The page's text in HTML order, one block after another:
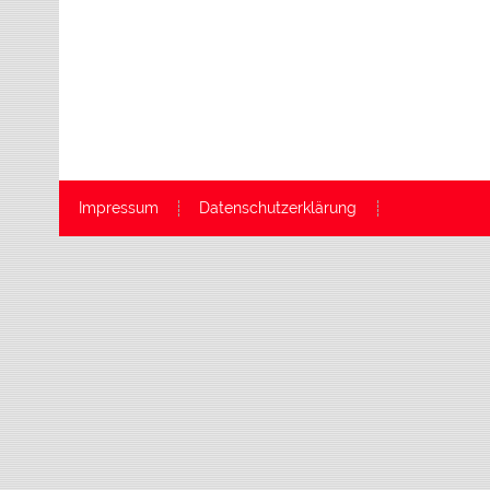
Impressum Datenschutzerklärung